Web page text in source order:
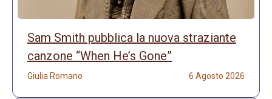
Sam Smith pubblica la nuova straziante
canzone “When He’s Gone”
Giulia Romano 6 Agosto 2026